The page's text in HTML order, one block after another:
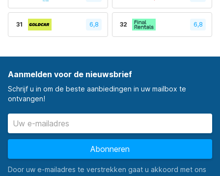
31 6,8 32 6,8
Aanmelden voor de nieuwsbrief
Schrijf u in om de beste aanbiedingen in uw mailbox te
ontvangen!
Abonneren
Door uw e-mailadres te verstrekken gaat u akkoord met ons